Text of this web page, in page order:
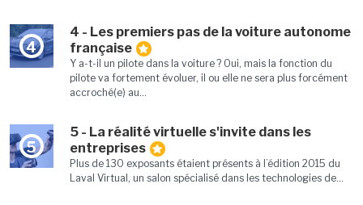
4
4 - Les premiers pas de la voiture autonome
française
Y a-t-il un pilote dans la voiture ? Oui, mais la fonction du
pilote va fortement évoluer, il ou elle ne sera plus forcément
accroché(e) au...
5
5 - La réalité virtuelle s'invite dans les
entreprises
Plus de 130 exposants étaient présents à l’édition 2015 du
Laval Virtual, un salon spécialisé dans les technologies de...